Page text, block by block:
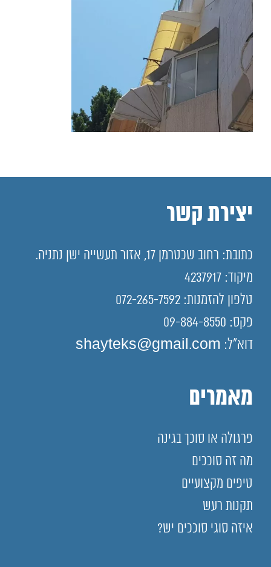
יצירת קשר
כתובת: רחוב שכטרמן 17, אזור תעשייה ישן נתניה.
מיקוד: 4237917
טלפון להזמנות: 072-265-7592
פקס: 09-884-8550
דוא"ל: shayteks@gmail.com
מאמרים
פרגולה או סוכך בגינה
מה זה סוככים
טיפים מקצועיים
תקנות רעש
איזה סוגי סוככים יש?